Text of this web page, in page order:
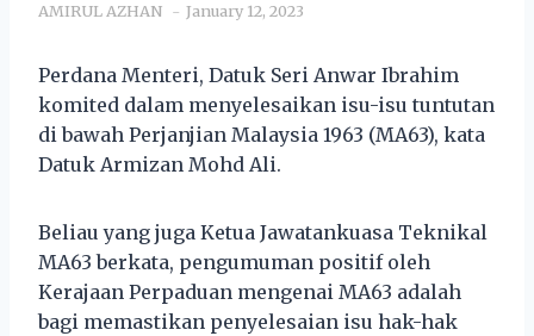
AMIRUL AZHAN January 12, 2023
Perdana Menteri, Datuk Seri Anwar Ibrahim
komited dalam menyelesaikan isu-isu tuntutan
di bawah Perjanjian Malaysia 1963 (MA63), kata
Datuk Armizan Mohd Ali.
Beliau yang juga Ketua Jawatankuasa Teknikal
MA63 berkata, pengumuman positif oleh
Kerajaan Perpaduan mengenai MA63 adalah
bagi memastikan penyelesaian isu hak-hak